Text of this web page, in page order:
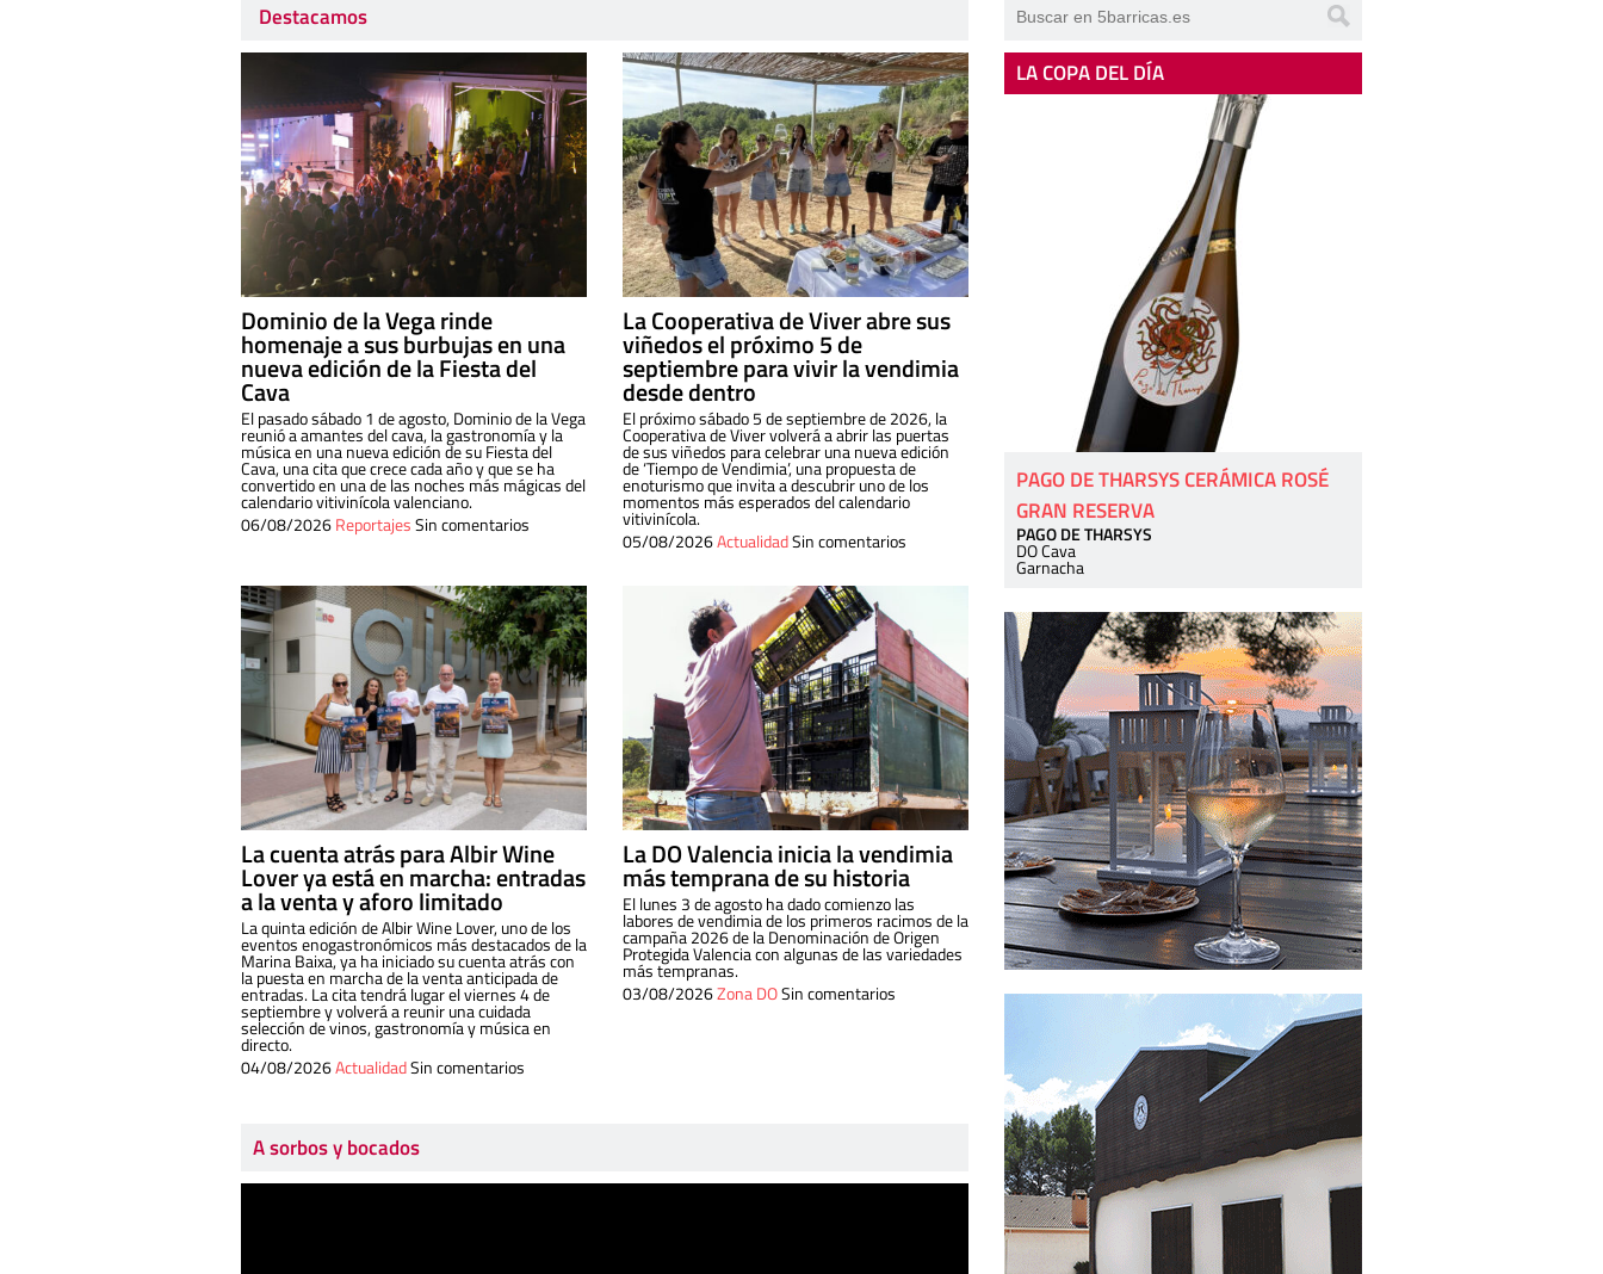
Destacamos
Dominio de la Vega rinde
homenaje a sus burbujas en una
nueva edición de la Fiesta del
Cava
El pasado sábado 1 de agosto, Dominio de la Vega
reunió a amantes del cava, la gastronomía y la
música en una nueva edición de su Fiesta del
Cava, una cita que crece cada año y que se ha
convertido en una de las noches más mágicas del
calendario vitivinícola valenciano.
06/08/2026ReportajesSin comentarios
La Cooperativa de Viver abre sus
viñedos el próximo 5 de
septiembre para vivir la vendimia
desde dentro
El próximo sábado 5 de septiembre de 2026, la
Cooperativa de Viver volverá a abrir las puertas
de sus viñedos para celebrar una nueva edición
de ‘Tiempo de Vendimia’, una propuesta de
enoturismo que invita a descubrir uno de los
momentos más esperados del calendario
vitivinícola.
05/08/2026ActualidadSin comentarios
La cuenta atrás para Albir Wine
Lover ya está en marcha: entradas
a la venta y aforo limitado
La quinta edición de Albir Wine Lover, uno de los
eventos enogastronómicos más destacados de la
Marina Baixa, ya ha iniciado su cuenta atrás con
la puesta en marcha de la venta anticipada de
entradas. La cita tendrá lugar el viernes 4 de
septiembre y volverá a reunir una cuidada
selección de vinos, gastronomía y música en
directo.
04/08/2026ActualidadSin comentarios
La DO Valencia inicia la vendimia
más temprana de su historia
El lunes 3 de agosto ha dado comienzo las
labores de vendimia de los primeros racimos de la
campaña 2026 de la Denominación de Origen
Protegida Valencia con algunas de las variedades
más tempranas.
03/08/2026Zona DOSin comentarios
A sorbos y bocados
LA COPA DEL DÍA
PAGO DE THARSYS CERÁMICA ROSÉ
GRAN RESERVA
PAGO DE THARSYS
DO Cava
Garnacha